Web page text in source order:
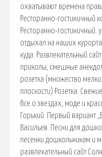
охватывают времена
Ресторанно-гостиничный
Ресторанно-гостиничный.
отдыхал на наших
куда. Развлекательный
приколы, смешные
розетка (множество
плоскости) Розетка.
Все о звездах, моде и
Горький. Первый вариант
Васильев. Песни для
песенки дошкольникам и
развлекательный сайт